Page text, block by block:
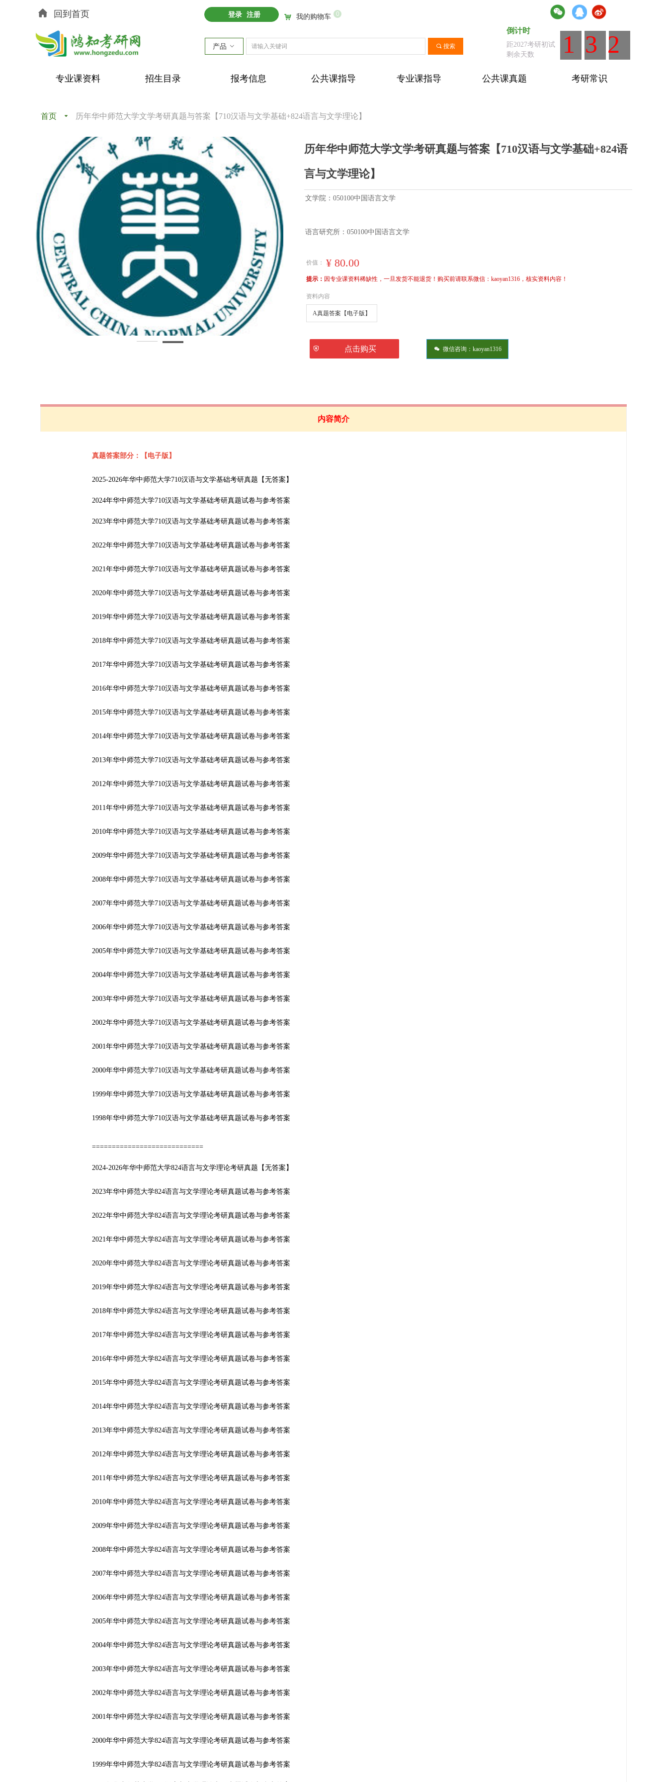
登录 注册
끠 搜索
产品 ꀁ
回到首页
倒计时：距离全国统考剩余天数
倒计时
距2027考研初试
剩余天数
132
专业课资料 招生目录 报考信息 公共课指导 专业课指导 公共课真题 考研常识
낙 我的购物车 0
首页 끙 历年华中师范大学文学考研真题与答案【710汉语与文学基础+824语言与文学理论】
历年华中师范大学文学考研真题与答案【710汉语与文学基础+824语
言与文学理论】
内容简介
真题答案部分：【电子版】
2025-2026年华中师范大学710汉语与文学基础考研真题【无答案】
2024年华中师范大学710汉语与文学基础考研真题试卷与参考答案
2023年华中师范大学710汉语与文学基础考研真题试卷与参考答案
2022年华中师范大学710汉语与文学基础考研真题试卷与参考答案
2021年华中师范大学710汉语与文学基础考研真题试卷与参考答案
2020年华中师范大学710汉语与文学基础考研真题试卷与参考答案
2019年华中师范大学710汉语与文学基础考研真题试卷与参考答案
2018年华中师范大学710汉语与文学基础考研真题试卷与参考答案
2017年华中师范大学710汉语与文学基础考研真题试卷与参考答案
2016年华中师范大学710汉语与文学基础考研真题试卷与参考答案
2015年华中师范大学710汉语与文学基础考研真题试卷与参考答案
2014年华中师范大学710汉语与文学基础考研真题试卷与参考答案
2013年华中师范大学710汉语与文学基础考研真题试卷与参考答案
2012年华中师范大学710汉语与文学基础考研真题试卷与参考答案
2011年华中师范大学710汉语与文学基础考研真题试卷与参考答案
2010年华中师范大学710汉语与文学基础考研真题试卷与参考答案
2009年华中师范大学710汉语与文学基础考研真题试卷与参考答案
2008年华中师范大学710汉语与文学基础考研真题试卷与参考答案
2007年华中师范大学710汉语与文学基础考研真题试卷与参考答案
2006年华中师范大学710汉语与文学基础考研真题试卷与参考答案
2005年华中师范大学710汉语与文学基础考研真题试卷与参考答案
2004年华中师范大学710汉语与文学基础考研真题试卷与参考答案
2003年华中师范大学710汉语与文学基础考研真题试卷与参考答案
2002年华中师范大学710汉语与文学基础考研真题试卷与参考答案
2001年华中师范大学710汉语与文学基础考研真题试卷与参考答案
2000年华中师范大学710汉语与文学基础考研真题试卷与参考答案
1999年华中师范大学710汉语与文学基础考研真题试卷与参考答案
1998年华中师范大学710汉语与文学基础考研真题试卷与参考答案
============================
2024-2026年华中师范大学824语言与文学理论考研真题【无答案】
2023年华中师范大学824语言与文学理论考研真题试卷与参考答案
2022年华中师范大学824语言与文学理论考研真题试卷与参考答案
2021年华中师范大学824语言与文学理论考研真题试卷与参考答案
2020年华中师范大学824语言与文学理论考研真题试卷与参考答案
2019年华中师范大学824语言与文学理论考研真题试卷与参考答案
2018年华中师范大学824语言与文学理论考研真题试卷与参考答案
2017年华中师范大学824语言与文学理论考研真题试卷与参考答案
2016年华中师范大学824语言与文学理论考研真题试卷与参考答案
2015年华中师范大学824语言与文学理论考研真题试卷与参考答案
2014年华中师范大学824语言与文学理论考研真题试卷与参考答案
2013年华中师范大学824语言与文学理论考研真题试卷与参考答案
2012年华中师范大学824语言与文学理论考研真题试卷与参考答案
2011年华中师范大学824语言与文学理论考研真题试卷与参考答案
2010年华中师范大学824语言与文学理论考研真题试卷与参考答案
2009年华中师范大学824语言与文学理论考研真题试卷与参考答案
2008年华中师范大学824语言与文学理论考研真题试卷与参考答案
2007年华中师范大学824语言与文学理论考研真题试卷与参考答案
2006年华中师范大学824语言与文学理论考研真题试卷与参考答案
2005年华中师范大学824语言与文学理论考研真题试卷与参考答案
2004年华中师范大学824语言与文学理论考研真题试卷与参考答案
2003年华中师范大学824语言与文学理论考研真题试卷与参考答案
2002年华中师范大学824语言与文学理论考研真题试卷与参考答案
2001年华中师范大学824语言与文学理论考研真题试卷与参考答案
2000年华中师范大学824语言与文学理论考研真题试卷与参考答案
1999年华中师范大学824语言与文学理论考研真题试卷与参考答案
价值： ¥ 80.00
ꅅ 点击购买
资料内容
A真题答案【电子版】
文学院：050100中国语言文学
语言研究所：050100中国语言文学
너 微信咨询：kaoyan1316
提示： 因专业课资料稀缺性，一旦发货不能退货！购买前请联系微信：kaoyan1316，核实资料内容！